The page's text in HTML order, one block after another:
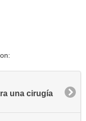
una cirugía